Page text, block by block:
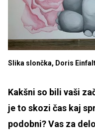
Slika slončka, Doris
Kakšni so bili vaši
je to skozi čas kaj
podobni?Vas za